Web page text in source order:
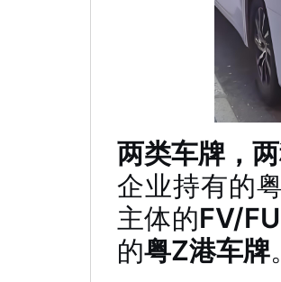
两类车牌，
企业持有的
主体的FV/
的粤Z港车牌